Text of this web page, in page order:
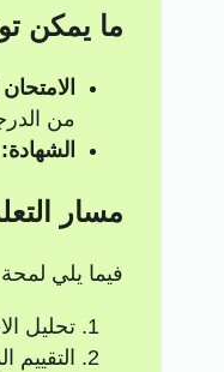
ما يمكن
من
الشهادة:
مسار
فيما يلي
تحليل